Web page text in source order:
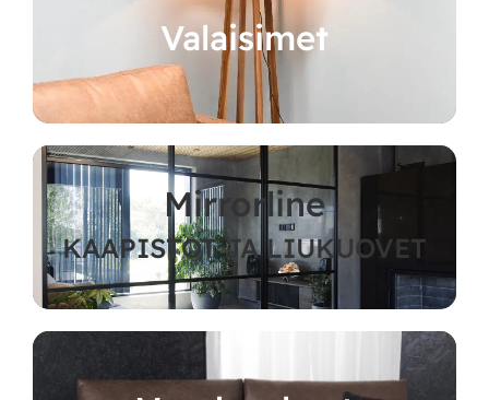
Valaisimet
Mirrorline
KAAPISTOT JA LIUKUOVET